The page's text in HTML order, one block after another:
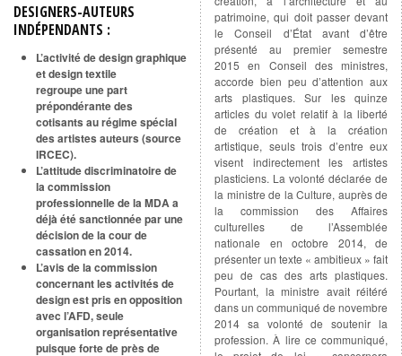
DESIGNERS-AUTEURS
INDÉPENDANTS :
L’activité de design graphique
et design textile
regroupe une part
prépondérante des
cotisants au régime spécial
des artistes auteurs (source
IRCEC).
L’attitude discriminatoire de
la commission
professionnelle de la MDA a
déjà été sanctionnée par une
décision de la cour de
cassation en 2014.
L’avis de la commission
concernant les activités de
design est pris en opposition
avec l’AFD, seule
organisation représentative
puisque forte de près de
patrimoine, qui doit passer devant
le Conseil d’État avant d’être
présenté au premier semestre
2015 en Conseil des ministres,
accorde bien peu d’attention aux
arts plastiques. Sur les quinze
articles du volet relatif à la liberté
de création et à la création
artistique, seuls trois d’entre eux
visent indirectement les artistes
plasticiens. La volonté déclarée de
la ministre de la Culture, auprès de
la commission des Affaires
culturelles de l’Assemblée
nationale en octobre 2014, de
présenter un texte « ambitieux » fait
peu de cas des arts plastiques.
Pourtant, la ministre avait réitéré
dans un communiqué de novembre
2014 sa volonté de soutenir la
profession. À lire ce communiqué,